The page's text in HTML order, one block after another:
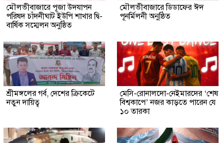
মৌলভীবাজারে পূজা উদযাপন
পরিষদ চাঁদনীঘাট ইউপি শাখার দ্বি-
বার্ষিক সম্মেলন অনুষ্ঠিত
মৌলভীবাজারে ডিডাফের ঈদ
পূনর্মিলনী অনুষ্ঠিত
শ্রীমঙ্গলের গর্ব, দেশের ক্রিকেটে
নতুন দায়িত্ব
মেসি-রোনালদো-নেইমারদের ‘শেষ
বিশ্বকাপে’ নজর কাড়তে পারেন যে
১০ তারকা